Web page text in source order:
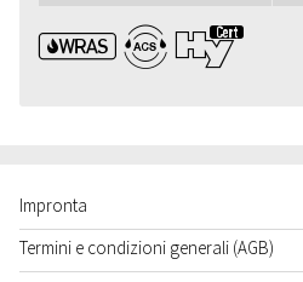
WRAS ACS UBA1+
Impronta
Termini e condizioni generali (AGB)